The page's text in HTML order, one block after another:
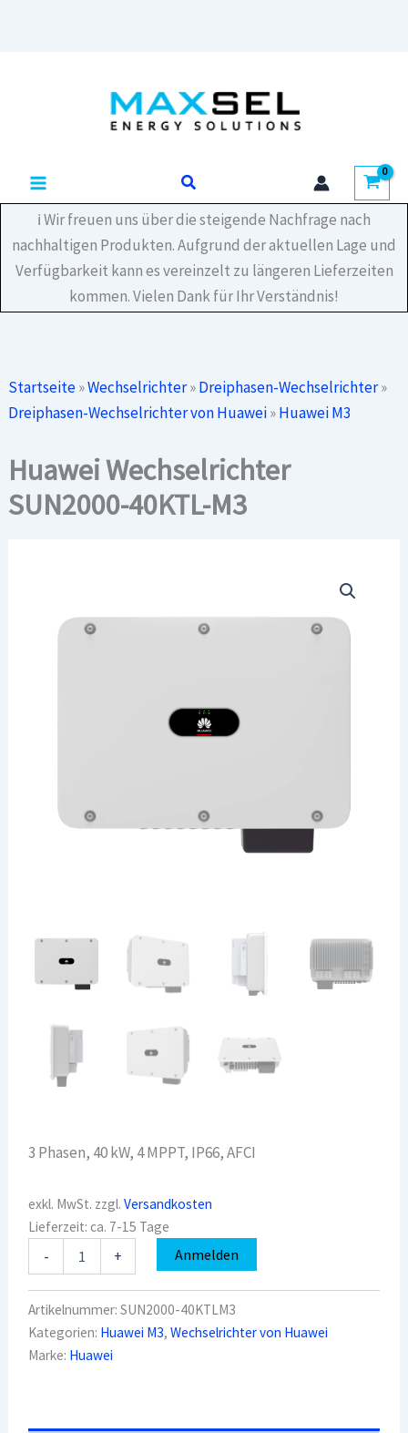
Suchen
ℹ️ Wir freuen uns über die steigende Nachfrage nach
nachhaltigen Produkten. Aufgrund der aktuellen Lage und
Verfügbarkeit kann es vereinzelt zu längeren Lieferzeiten
kommen. Vielen Dank für Ihr Verständnis!
Startseite»Wechselrichter»Dreiphasen-Wechselrichter»
Dreiphasen-Wechselrichter von Huawei»Huawei M3
Huawei Wechselrichter
SUN2000-40KTL-M3
3 Phasen, 40 kW, 4 MPPT, IP66, AFCI
exkl. MwSt. zzgl.Versandkosten
Lieferzeit:ca. 7-15 Tage
-
Wechselrichter
40KTL-
M3
Menge
+ Anmelden
Artikelnummer:SUN2000-40KTLM3
Kategorien: Huawei M3,Wechselrichter von Huawei
Marke: Huawei